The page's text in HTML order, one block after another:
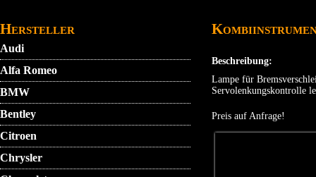
Hersteller
Audi
Alfa Romeo
BMW
Bentley
Citroen
Chrysler
Beschreibung:
Lampe für
Servolenkungskontrolle
Preis auf Anfrage!